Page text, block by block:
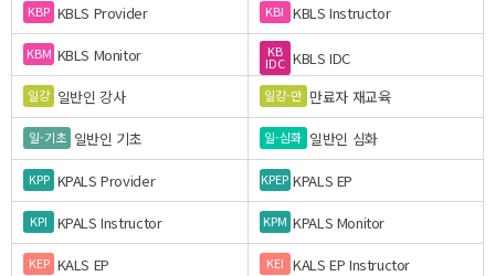
KBP KBLS Provider KBI KBLS Instructor
KBM KBLS Monitor KB
IDC KBLS IDC
일강 일반인 강사 일강-만 만료자 재교육
일-기초 일반인 기초 일-심화 일반인 심화
KPP KPALS Provider KPEP KPALS EP
KPI KPALS Instructor KPM KPALS Monitor
KEP KALS EP KEI KALS EP Instructor